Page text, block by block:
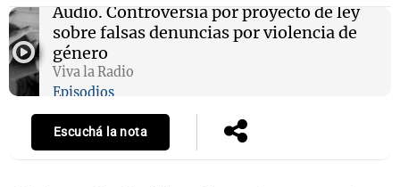
Audio. Controversia por proyecto de ley
sobre falsas denuncias por violencia de
género
Viva la Radio
Episodios
Escuchá la nota